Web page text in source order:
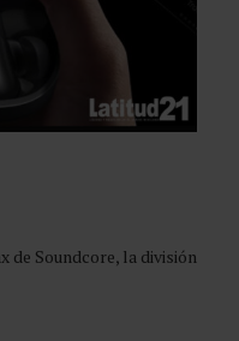
de Soundcore, la división